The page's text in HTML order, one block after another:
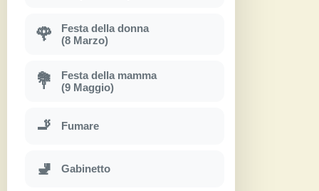
🌹
Festa della donna
(8 Marzo)
💐
Festa della mamma
(9 Maggio)
🚬 Fumare
🚽 Gabinetto